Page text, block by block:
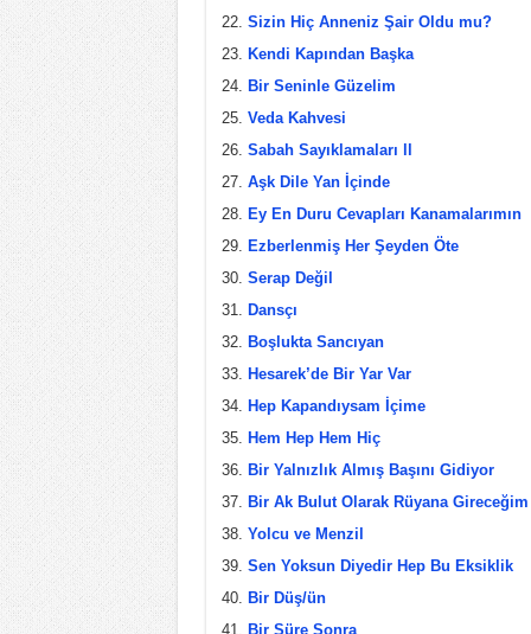
Sizin Hiç Anneniz Şair Oldu mu?
Kendi Kapından Başka
Bir Seninle Güzelim
Veda Kahvesi
Sabah Sayıklamaları ll
Aşk Dile Yan İçinde
Ey En Duru Cevapları Kanamalarımın
Ezberlenmiş Her Şeyden Öte
Serap Değil
Dansçı
Boşlukta Sancıyan
Hesarek’de Bir Yar Var
Hep Kapandıysam İçime
Hem Hep Hem Hiç
Bir Yalnızlık Almış Başını Gidiyor
Bir Ak Bulut Olarak Rüyana Gireceğim
Yolcu ve Menzil
Sen Yoksun Diyedir Hep Bu Eksiklik
Bir Düş/ün
Bir Süre Sonra